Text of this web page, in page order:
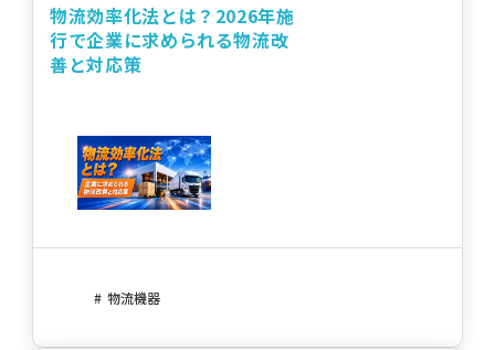
物流効率化法とは？2026年施
行で企業に求められる物流改
善と対応策
物流機器